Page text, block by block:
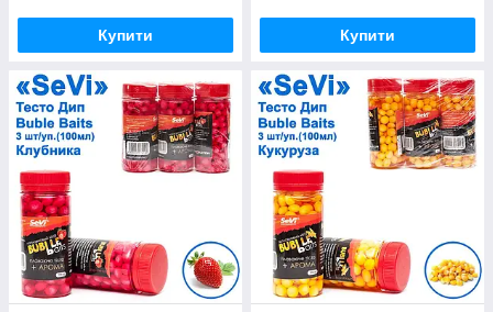
Купити Купити